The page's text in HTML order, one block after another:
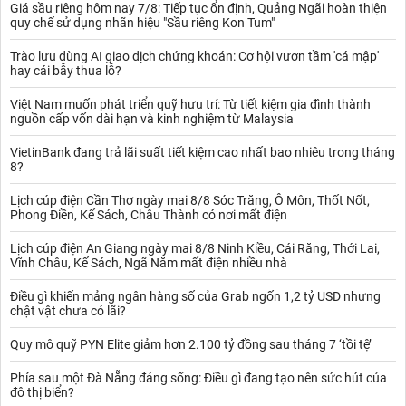
Index tăng 0,49% lên 63,12 điểm.
Lực bán gia tăng về cuối phiên khiến VN-Index đảo chiều giảm
điểm. VIC và VNM là hai cổ phiếu tác động lớn nhất đến đà giảm
của thị trường. Ngoài ra, một số mã khác cũng kéo chỉ số giảm
điểm như TCB, CTG, VPB.
Ghi nhận tại nhóm ngân hàng, xu hướng phân hóa mạnh diễn ra
trong phiên sáng nay. Một số cổ phiếu tăng giá như STB, VIB,
KLB, ACB. Ghi nhận thời điểm hiện tại, cổ phiếu VIB tăng giá lên
31.500 đồng/cp.
Tại nhóm nhóm dầu khí, sau phiên khởi sắc hôm qua, các mã
trong nhóm này lình xình quanh ngưỡng tham thiếu như PVS,
PVD, BSR, OIL, PVB.
Cập nhật cổ phiếu CTD, giá mã này giảm 2,4% trong phiên sáng
xuống còn 65.400 đồng/cp. Thanh khoản mã này ở mức cao, đạt
gần 1,9 triệu cp.
Thanh khoản thị trường tiếp tục ở mức cao trong phiên sáng nay.
Tổng khối lượng giao dịch đạt gân 336 triệu đơn vị, tương ứng giá
trị hơn 5.493 tỉ đồng. Giao dịch trong phiên sáng, khối ngoại tiếp
Tính đến 10h30, VN-Index tăng 1,72 điểm (0,19%) lên 916,4
điểm, HNX-Index tăng 0,26% lên 137,55 điểm, UPCoM-Index
tăng 0,43% lên 63,08 điểm.
Giá sầu riêng hôm nay 7/8: Tiếp tục ổn định, Quảng Ngãi hoàn thiện
quy chế sử dụng nhãn hiệu "Sầu riêng Kon Tum"
Trào lưu dùng AI giao dịch chứng khoán: Cơ hội vươn tầm 'cá mập'
hay cái bẫy thua lỗ?
Việt Nam muốn phát triển quỹ hưu trí: Từ tiết kiệm gia đình thành
nguồn cấp vốn dài hạn và kinh nghiệm từ Malaysia
VietinBank đang trả lãi suất tiết kiệm cao nhất bao nhiêu trong tháng
8?
Lịch cúp điện Cần Thơ ngày mai 8/8 Sóc Trăng, Ô Môn, Thốt Nốt,
Phong Điền, Kế Sách, Châu Thành có nơi mất điện
Lịch cúp điện An Giang ngày mai 8/8 Ninh Kiều, Cái Răng, Thới Lai,
Vĩnh Châu, Kế Sách, Ngã Năm mất điện nhiều nhà
Điều gì khiến mảng ngân hàng số của Grab ngốn 1,2 tỷ USD nhưng
chật vật chưa có lãi?
Quy mô quỹ PYN Elite giảm hơn 2.100 tỷ đồng sau tháng 7 ‘tồi tệ’
Phía sau một Đà Nẵng đáng sống: Điều gì đang tạo nên sức hút của
đô thị biển?